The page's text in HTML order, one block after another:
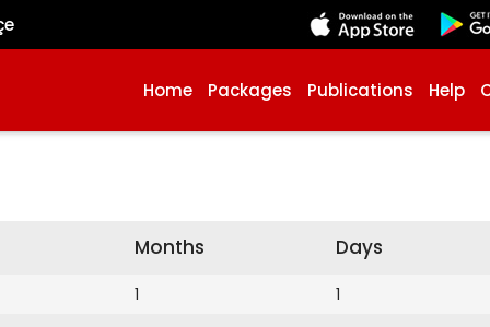
Home Packages Publications Help
Months
1
Days
1